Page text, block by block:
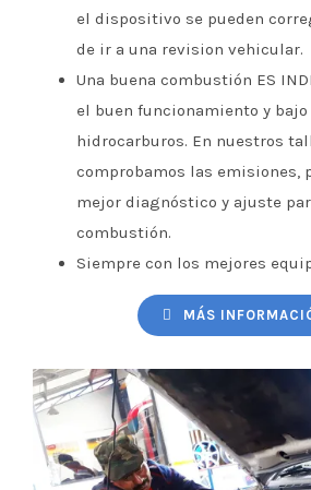
el dispositivo se pueden
de ir a una revision vehicular.
Una buena combustión ES
el buen funcionamiento y bajo
hidrocarburos. En nuestros
comprobamos las emisiones,
mejor diagnóstico y ajuste
combustión.
Siempre con los mejores
MÁS